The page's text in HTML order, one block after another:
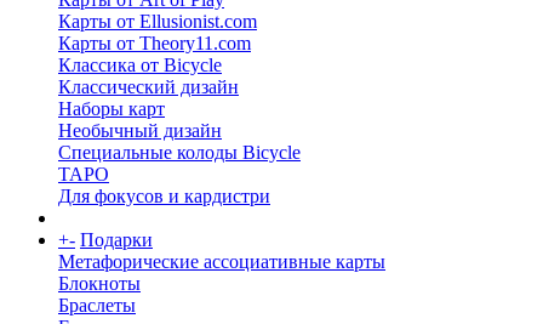
Карты от Ellusionist.com
Карты от Theory11.com
Классика от Bicycle
Классический дизайн
Наборы карт
Необычный дизайн
Специальные колоды Bicycle
ТАРО
Для фокусов и кардистри
+- Подарки
Метафорические ассоциативные карты
Блокноты
Браслеты